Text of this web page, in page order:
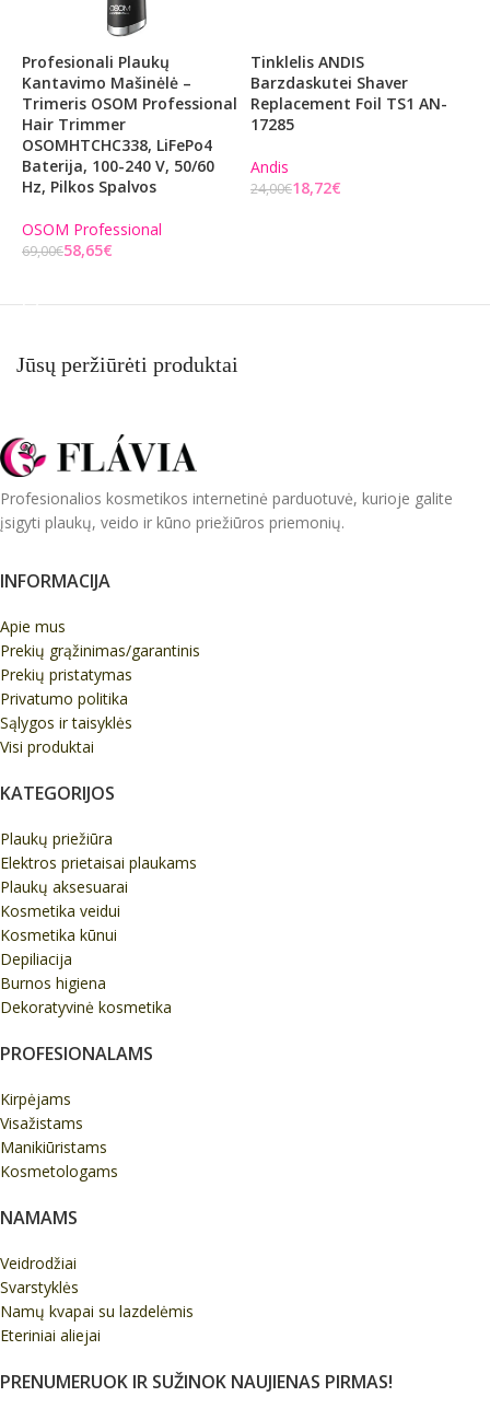
Profesionali Plaukų
Kantavimo Mašinėlė –
Trimeris OSOM Professional
Hair Trimmer
OSOMHTCHC338, LiFePo4
Baterija, 100-240 V, 50/60
Hz, Pilkos Spalvos
OSOM Professional
69,00€58,65€
Tinklelis ANDIS
Barzdaskutei Shaver
Replacement Foil TS1 AN-
17285
Andis
24,00€18,72€
Jūsų peržiūrėti produktai
Profesionalios kosmetikos internetinė parduotuvė, kurioje galite
įsigyti plaukų, veido ir kūno priežiūros priemonių.
INFORMACIJA
Apie mus
Prekių grąžinimas/garantinis
Prekių pristatymas
Privatumo politika
Sąlygos ir taisyklės
Visi produktai
KATEGORIJOS
Plaukų priežiūra
Elektros prietaisai plaukams
Plaukų aksesuarai
Kosmetika veidui
Kosmetika kūnui
Depiliacija
Burnos higiena
Dekoratyvinė kosmetika
PROFESIONALAMS
Kirpėjams
Visažistams
Manikiūristams
Kosmetologams
NAMAMS
Veidrodžiai
Svarstyklės
Namų kvapai su lazdelėmis
Eteriniai aliejai
PRENUMERUOK IR SUŽINOK NAUJIENAS PIRMAS!